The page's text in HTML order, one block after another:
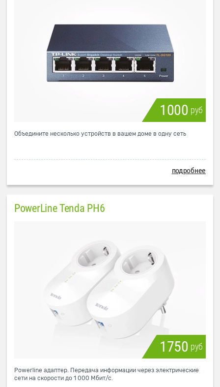
1000 руб
Объедините несколько устройств в вашем доме в одну сеть
подробнее
PowerLine Tenda PH6
1750 руб
Powerline адаптер. Передача информации через электрические
сети на скорости до 1 000 Мбит/с.